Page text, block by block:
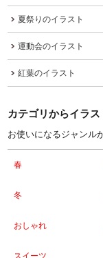
夏祭りのイラスト
運動会のイラスト
紅葉のイラスト
カテゴリからイラ
お使いになるジャンル
春
冬
おしゃれ
スイーツ